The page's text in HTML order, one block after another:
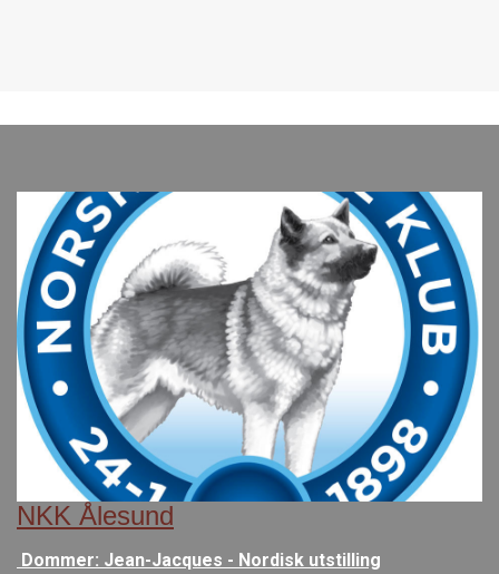
NKK Ålesund
Dommer: Jean-Jacques - Nordisk utstilling